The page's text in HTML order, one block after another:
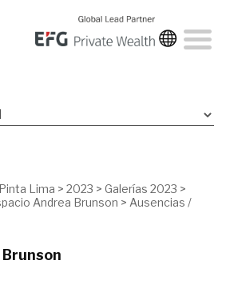
Pinta Lima > 2023 > Galerías 2023 >
Andrea Brunson > Ausencias /